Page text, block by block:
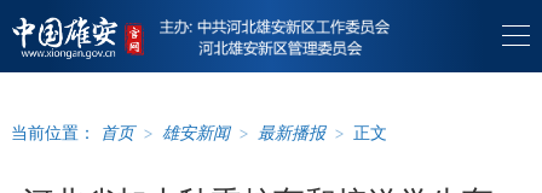
当前位置： 首页 > 雄安新闻 > 最新播报 > 正文